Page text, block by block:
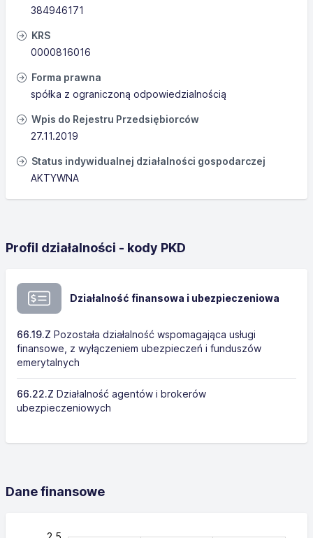
384946171
KRS
0000816016
Forma prawna
spółka z ograniczoną odpowiedzialnością
Wpis do Rejestru Przedsiębiorców
27.11.2019
Status indywidualnej działalności gospodarczej
AKTYWNA
Profil działalności - kody PKD
Działalność finansowa i ubezpieczeniowa
66.19.Z Pozostała działalność wspomagająca usługi
finansowe, z wyłączeniem ubezpieczeń i funduszów
emerytalnych
66.22.Z Działalność agentów i brokerów
ubezpieczeniowych
Dane finansowe